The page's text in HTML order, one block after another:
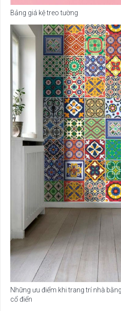
Bảng giá kệ treo tường
Những ưu điểm khi trang trí nhà
cổ điển